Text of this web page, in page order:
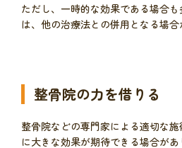
ただし、一時的な効果である場合
は、他の治療法との併用となる場合
整骨院の力を借りる
整骨院などの専門家による適切な
に大きな効果が期待できる場合があ